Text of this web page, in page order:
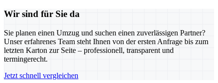
Wir sind für Sie da
Sie planen einen Umzug und suchen einen zuverlässigen Partner?
Unser erfahrenes Team steht Ihnen von der ersten Anfrage bis zum
letzten Karton zur Seite – professionell, transparent und
termingerecht.
Jetzt schnell vergleichen